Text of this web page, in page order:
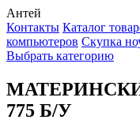
Антей
Контакты Каталог
компьютеров Cкупка
Выбрать категорию
775 Б/У